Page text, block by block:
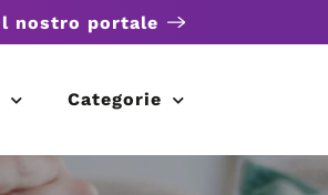
nostro portale
Categorie